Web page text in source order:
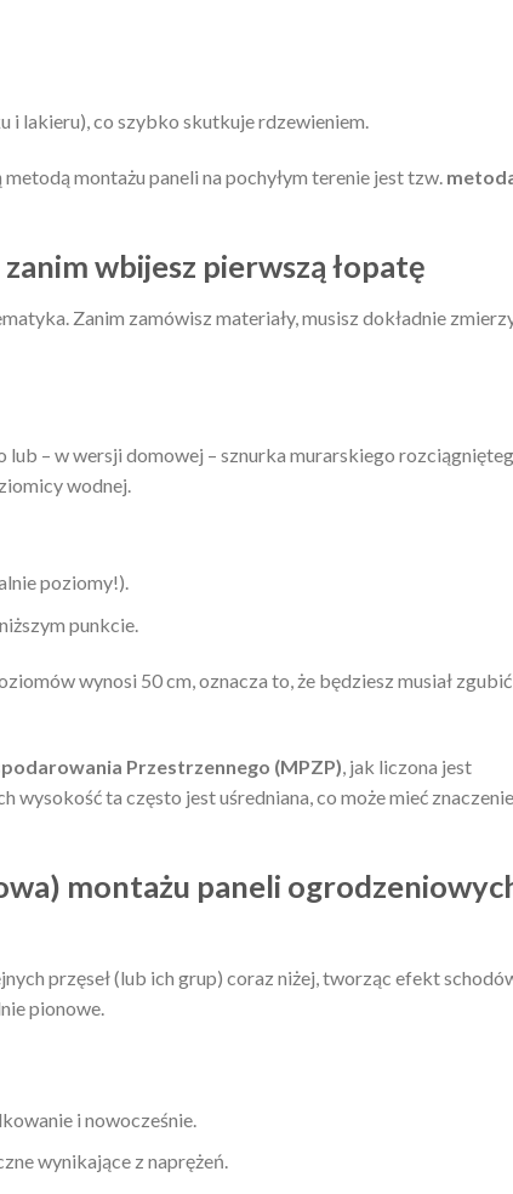
lakieru), co szybko skutkuje rdzewieniem.
montażu paneli na pochyłym terenie jest tzw.
wbijesz pierwszą łopatę
Zanim zamówisz materiały, musisz dokładnie
lub – w wersji domowej – sznurka murarskiego
wodnej.
poziomy!).
punkcie.
wynosi 50 cm, oznacza to, że będziesz musiał
Przestrzennego (MPZP) , jak liczona jest
wysokość ta często jest uśredniana, co może mieć znaczenie
montażu paneli
przęseł (lub ich grup) coraz niżej, tworząc efekt
pionowe.
i nowocześnie.
wynikające z naprężeń.